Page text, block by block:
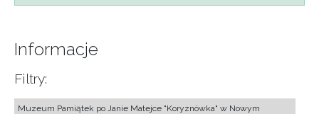
Informacje
Filtry:
Muzeum Pamiątek po Janie Matejce "Koryznówka" w Nowym